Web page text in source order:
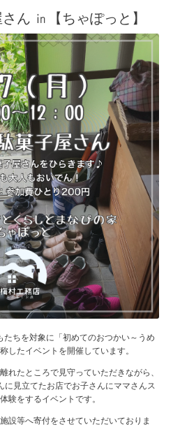
ん ㏌【ちゃぽっと】
ちを対象に「初めてのおつかい～うめ
したイベントを開催しています。
れたところで見守っていただきながら、
見立てたお店でお子さんにママさんス
験をするイベントです。
設等へ寄付をさせていただいておりま